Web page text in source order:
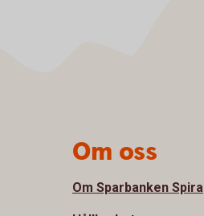
Om oss
Om Sparbanken Spira